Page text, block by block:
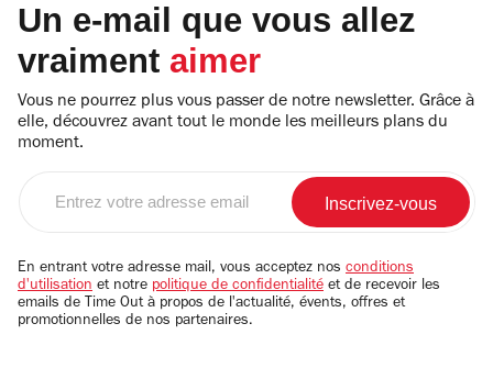
Un e-mail que vous allez
vraiment aimer
Vous ne pourrez plus vous passer de notre newsletter. Grâce à
elle, découvrez avant tout le monde les meilleurs plans du
moment.
email
En entrant votre adresse mail, vous acceptez nos conditions
d'utilisation et notre politique de confidentialité et de recevoir les
emails de Time Out à propos de l'actualité, évents, offres et
promotionnelles de nos partenaires.